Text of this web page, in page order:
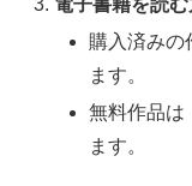
購入済みの
ます。
無料作品は
ます。